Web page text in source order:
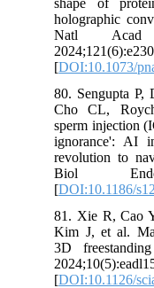
shape of
holographic
Natl
[DOI:10.1073/
80. Sengupta
Cho CL,
sperm injection
ignorance':
revolution to
Biol
[DOI:10.1186/
81. Xie R,
Kim J, et al.
3D
[DOI:10.1126/